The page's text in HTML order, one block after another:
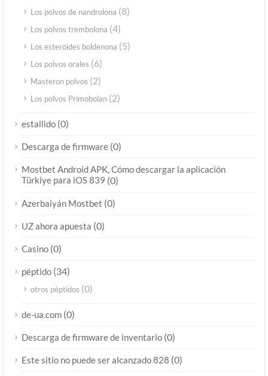
Los polvos de nandrolona (8)
Los polvos trembolona (4)
Los esteroides boldenona (5)
Los polvos orales (6)
Masteron polvos (2)
Los polvos Primobolan (2)
estallido (0)
Descarga de firmware (0)
Mostbet Android APK, Cómo descargar la aplicación
Türkiye para iOS 839 (0)
Azerbaiyán Mostbet (0)
UZ ahora apuesta (0)
Casino (0)
péptido (34)
otros péptidos (0)
de-ua.com (0)
Descarga de firmware de inventario (0)
Este sitio no puede ser alcanzado 828 (0)